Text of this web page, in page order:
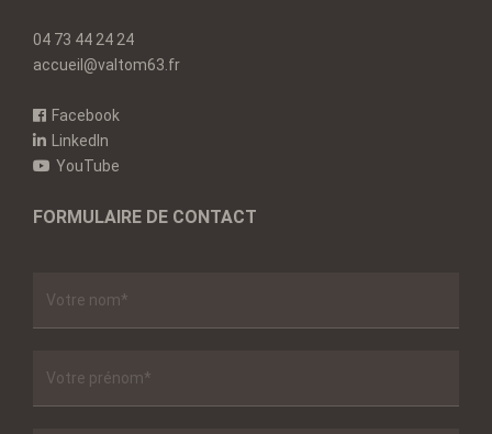
04 73 44 24 24
accueil@valtom63.fr
Facebook
LinkedIn
YouTube
FORMULAIRE DE CONTACT